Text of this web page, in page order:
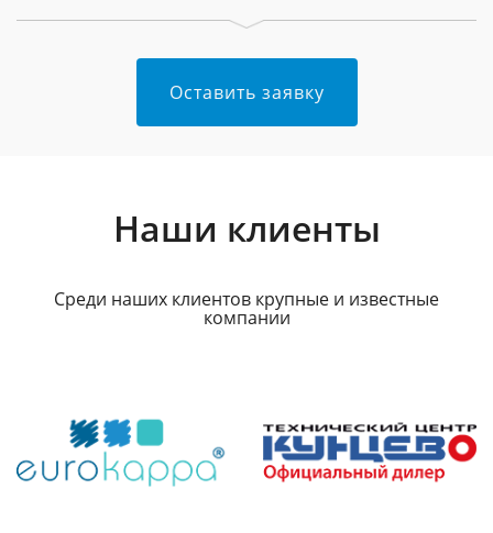
Оставить заявку
Наши клиенты
Среди наших клиентов крупные и известные
компании